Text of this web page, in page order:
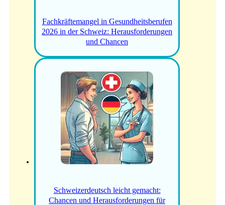
Fachkräftemangel in Gesundheitsberufen
2026 in der Schweiz: Herausforderungen
und Chancen
Schweizerdeutsch leicht gemacht:
Chancen und Herausforderungen für